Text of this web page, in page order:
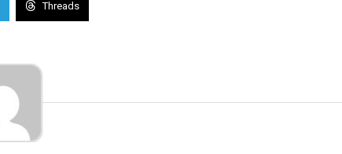
Threads